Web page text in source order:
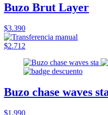
Buzo Brut Layer
$3.390
$2.712
Buzo chase waves
$1.990